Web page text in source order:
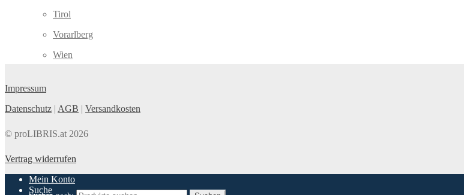
Tirol
Vorarlberg
Wien
Impressum
Datenschutz | AGB | Versandkosten
© proLIBRIS.at 2026
Vertrag widerrufen
Mein Konto
Suche